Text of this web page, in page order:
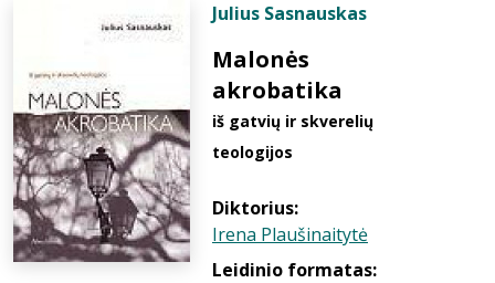
Julius Sasnauskas
Malonės
akrobatika
iš gatvių ir skverelių
teologijos
Diktorius:
Irena Plaušinaitytė
Leidinio formatas: